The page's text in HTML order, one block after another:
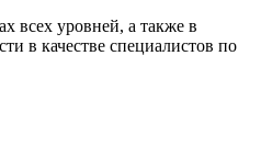
всех уровней, а также в
в качестве специалистов по